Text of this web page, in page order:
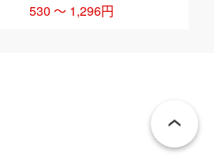
530 ～ 1,296円